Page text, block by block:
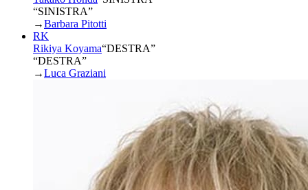
“SINISTRA”
→Barbara Pitotti
RK
Rikiya Koyama“DESTRA”
“DESTRA”
→Luca Graziani